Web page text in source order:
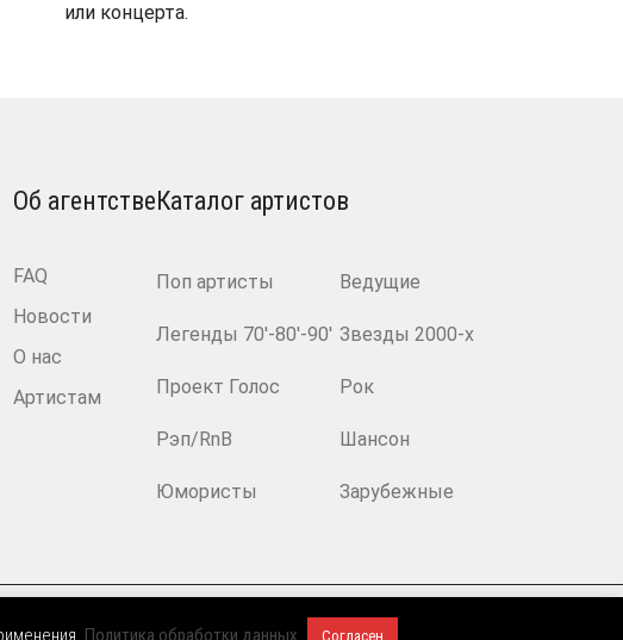
или концерта.
Каталог артистов
Поп артисты Ведущие
Легенды 70′-80′-90′ Звезды 2000-х
Проект Голос Рок
Рэп/RnB Шансон
Юмористы Зарубежные
Об агентстве
FAQ
Новости
О нас
Артистам
2008-2026 © BnMusic All Right Reserved
Политика обработки данных Согласен